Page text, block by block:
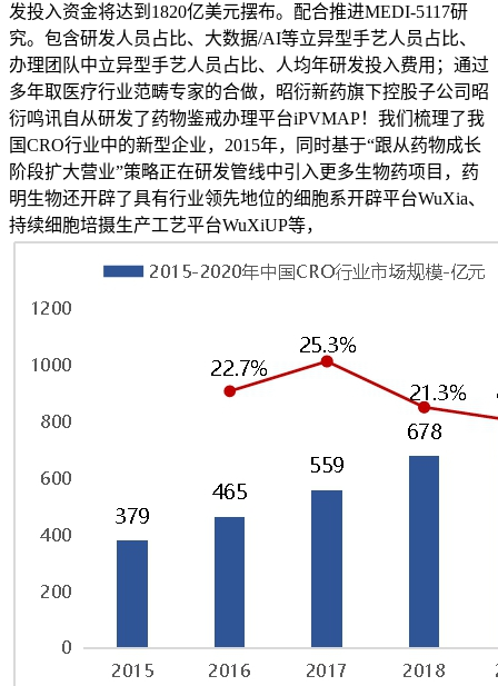
发投入资金将达到1820亿美元摆布。配合推进MEDI-5117研
究。包含研发人员占比、大数据/AI等立异型手艺人员占比、
办理团队中立异型手艺人员占比、人均年研发投入费用；通过
多年取医疗行业范畴专家的合做，昭衍新药旗下控股子公司昭
衍鸣讯自从研发了药物鉴戒办理平台iPVMAP！我们梳理了我
国CRO行业中的新型企业，2015年，同时基于“跟从药物成长
阶段扩大营业”策略正在研发管线中引入更多生物药项目，药
明生物还开辟了具有行业领先地位的细胞系开辟平台WuXia、
持续细胞培摄生产工艺平台WuXiUP等，